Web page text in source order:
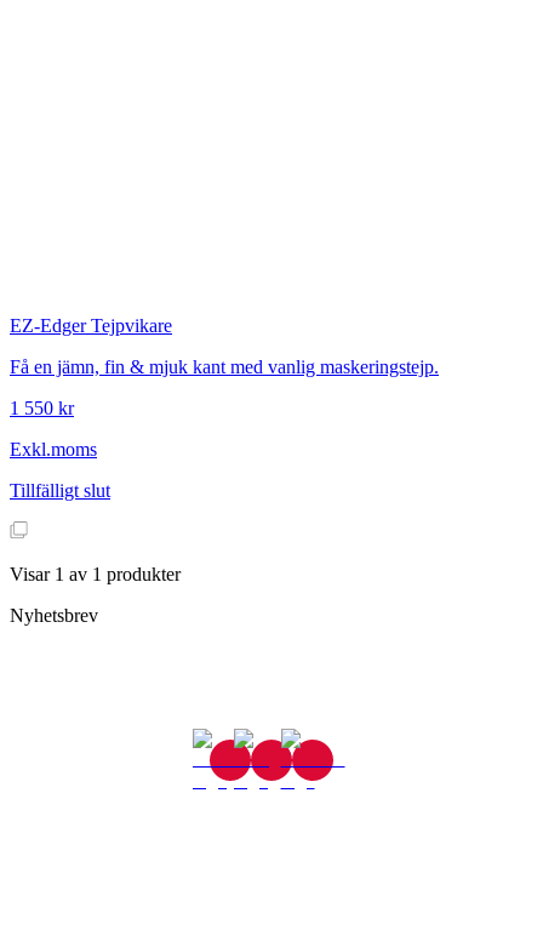
EZ-Edger Tejpvikare
Få en jämn, fin & mjuk kant med vanlig maskeringstejp.
1 550 kr
Exkl.moms
Tillfälligt slut
Visar1 av 1 produkter
Nyhetsbrev